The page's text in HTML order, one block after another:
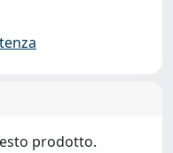
prodotto.